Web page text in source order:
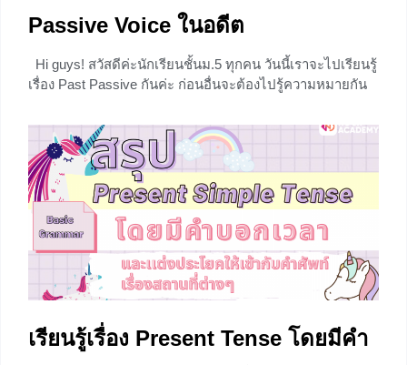
Passive Voice ในอดีต
Hi guys! สวัสดีค่ะนักเรียนชั้นม.5 ทุกคน วันนี้เราจะไปเรียนรู้
เรื่อง Past Passive กันค่ะ ก่อนอื่นจะต้องไปรู้ความหมายกัน
Past หมายถึง อดีต ส่วน Passive มาจาก Passive voice
หมายถึง ประโยคที่ประธานถูกกระทำ รวมแล้วหมายถึงการใช้
Passive
0
เรียนรู้เรื่อง Present Tense โดยมีคำ